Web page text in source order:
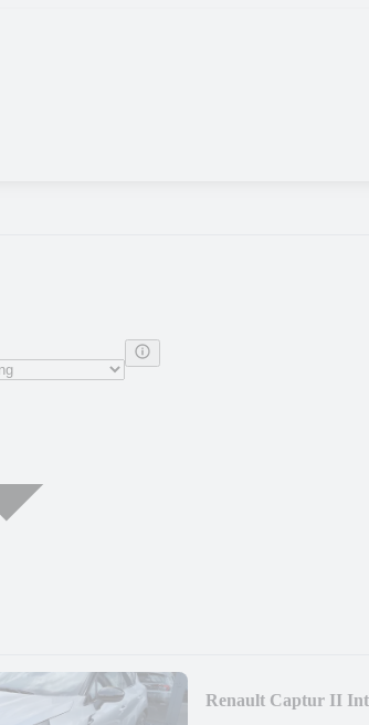
Renault Captur II